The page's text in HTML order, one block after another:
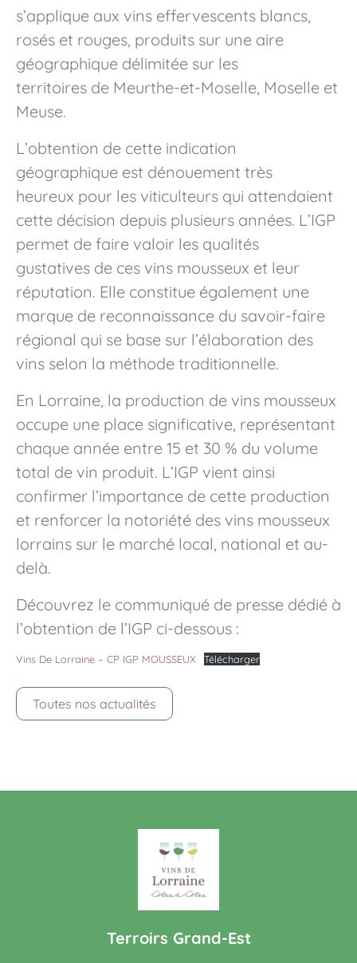
s’applique aux vins effervescents blancs,
rosés et rouges, produits sur une aire
géographique délimitée sur les
territoires de Meurthe-et-Moselle, Moselle et
Meuse.
L’obtention de cette indication
géographique est dénouement très
heureux pour les viticulteurs qui attendaient
cette décision depuis plusieurs années. L’IGP
permet de faire valoir les qualités
gustatives de ces vins mousseux et leur
réputation. Elle constitue également une
marque de reconnaissance du savoir-faire
régional qui se base sur l’élaboration des
vins selon la méthode traditionnelle.
En Lorraine, la production de vins mousseux
occupe une place significative, représentant
chaque année entre 15 et 30 % du volume
total de vin produit. L’IGP vient ainsi
confirmer l’importance de cette production
et renforcer la notoriété des vins mousseux
lorrains sur le marché local, national et au-
delà.
Découvrez le communiqué de presse dédié à
l’obtention de l’IGP ci-dessous :
Vins De Lorraine – CP IGP MOUSSEUX Télécharger
Toutes nos actualités
Terroirs Grand-Est